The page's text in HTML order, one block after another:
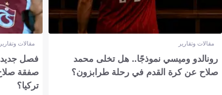
مقالات وتقارير
رونالدو وميسي نموذجًا.. هل تخلى محمد
صلاح عن كرة القدم في رحلة طرابزون؟
مقالات
فصل جديد
صفقة
تركيا؟